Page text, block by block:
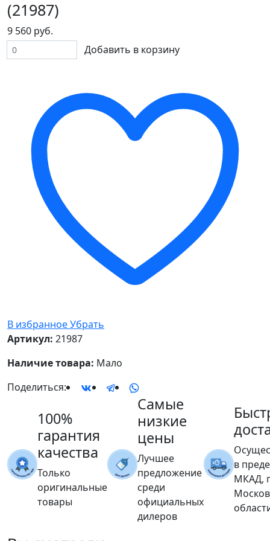
(21987)
9 560 руб.
Добавить в корзину
В избранноеУбрать
Артикул: 21987
Наличие товара: Мало
Поделиться:
100%
гарантия
качества
Только
оригинальные
товары
Самые
низкие
цены
Лучшее
предложение
среди
официальных
дилеров
в
МКАД,